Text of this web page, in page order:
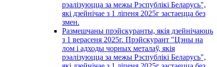
рэалізуюцца за межы Рэспублікі Беларусь",
які дзейнічае з 1 лiпеня 2025г застаецца без
змен.
Размешчаны прэйскуранты, якія дзейнічаюць
з 1 верасеня 2025г. Прэйскурант "Цэны на
лом і адходы чорных металаў, якія
рэалізуюцца за межы Рэспублікі Беларусь",